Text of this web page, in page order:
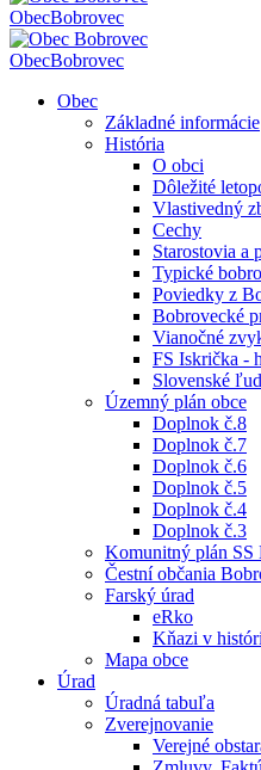
ObecBobrovec
ObecBobrovec
Obec
Základné informácie
História
O obci
Dôležité
Vlastivedný
Cechy
Starostovia a
Typické
Poviedky z
Bobrovecké
Vianočné
FS Iskrička -
Slovenské
Územný plán obce
Doplnok č.8
Doplnok č.7
Doplnok č.6
Doplnok č.5
Doplnok č.4
Doplnok č.3
Komunitný plán SS
Čestní občania
Farský úrad
eRko
Kňazi v
Mapa obce
Úrad
Úradná tabuľa
Zverejnovanie
Verejné